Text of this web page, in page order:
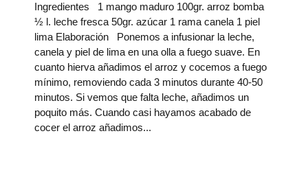
Ingredientes 1 mango maduro 100gr. arroz bomba
½ l. leche fresca 50gr. azúcar 1 rama canela 1 piel
lima Elaboración Ponemos a infusionar la leche,
canela y piel de lima en una olla a fuego suave. En
cuanto hierva añadimos el arroz y cocemos a fuego
mínimo, removiendo cada 3 minutos durante 40-50
minutos. Si vemos que falta leche, añadimos un
poquito más. Cuando casi hayamos acabado de
cocer el arroz añadimos